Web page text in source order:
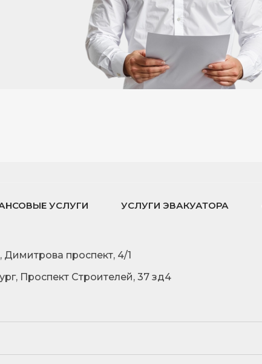
УСЛУГИ УСЛУГИ ЭВАКУАТОРА
Димитрова проспект, 4/1
Проспект Строителей, 37 зд4